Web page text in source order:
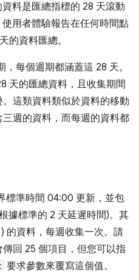
料是匯總指標的 28 天滾動
用者體驗報告在任何時間點
的資料匯總。
每個週期都涵蓋這 28 天。
天的匯總資料，且收集期間
這類資料類似於資料的移動
週的資料，而每週的資料都
標準時間 04:00 更新，並包
據標準的 2 天延遲時間)。其
的資料，每週收集一次。請
回 25 個項目，但您可以指
要求參數來覆寫這個值。